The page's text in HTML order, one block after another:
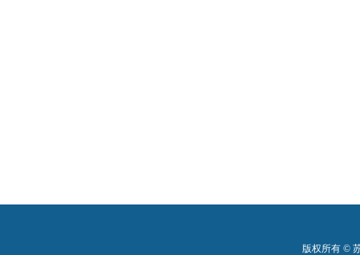
版权所有 ©